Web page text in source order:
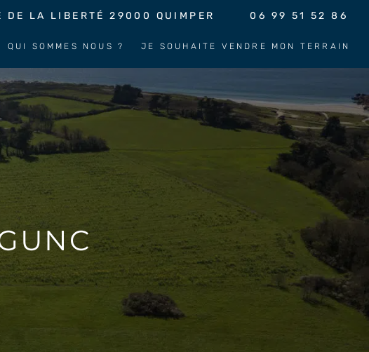
DE LA LIBERTÉ 29000 QUIMPER 06 99 51 52 86
QUI SOMMES NOUS ? JE SOUHAITE VENDRE MON TERRAIN